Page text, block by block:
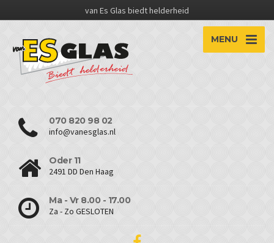
van Es Glas biedt helderheid
MENU
070 820 98 02
info@vanesglas.nl
Oder 11
2491 DD Den Haag
Ma - Vr 8.00 - 17.00
Za - Zo GESLOTEN